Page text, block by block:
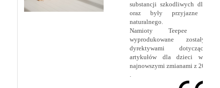
substancji szkodliwych dla
oraz były przyjazne dla
naturalnego.
Namioty Teepee by
wyprodukowane zostały
dyrektywami
artykułów dla dzieci w
najnowszymi zmianami z 20
.